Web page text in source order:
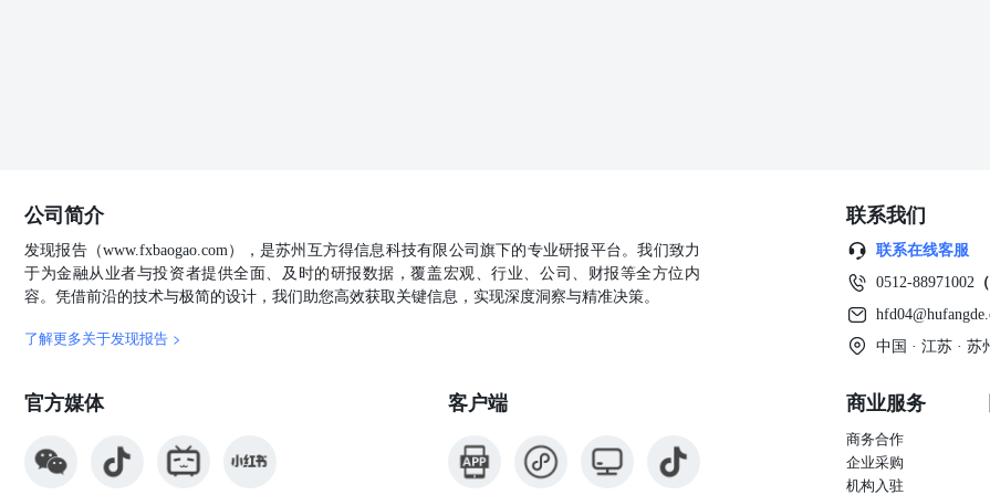
失承担任何责任。 除非另有说明，本报告中使用的所有商标、服务标记及标记均为国君期货所有或经合法授权被许可使用的商
标、服务标记及标记，未经国君期货或商标所有权人的书面许可，任何单位或个人不得使用该商标、服务标记及标记。
公司简介
发现报告（www.fxbaogao.com），是苏州互方得信息科技有限公司旗下的专业研报平台。我们致力
于为金融从业者与投资者提供全面、及时的研报数据，覆盖宏观、行业、公司、财报等全方位内
容。凭借前沿的技术与极简的设计，我们助您高效获取关键信息，实现深度洞察与精准决策。
了解更多关于发现报告 >
官方媒体 客户端
联系我们
联系在线客服
0512-88971002
中国 · 江苏 ·
商业服务
商务合作
企业采购
机构入驻